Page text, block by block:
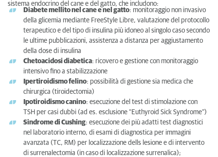
sistema endocrino del cane e del gatto, che includono:
Diabete mellito nel cane e nel gatto: monitoraggio non invasivo
della glicemia mediante FreeStyle Libre, valutazione del protocollo
terapeutico e del tipo di insulina più idoneo al singolo caso secondo
le ultime pubblicazioni, assistenza a distanza per aggiustamento
della dose di insulina
Chetoacidosi diabetica: ricovero e gestione con monitoraggio
intensivo fino a stabilizzazione
Ipertiroidismo felino: possibilità di gestione sia medica che
chirurgica (tiroidectomia)
Ipotiroidismo canino: esecuzione del test di stimolazione con
TSH per casi dubbi (ad es. esclusione “Euthyroid Sick Syndrome”)
Sindrome di Cushing: esecuzione dei più adatti test diagnostici
nel laboratorio interno, di esami di diagnostica per immagini
avanzata (TC, RM) per localizzazione dells lesione e di intervento
di surrenalectomia (in caso di localizzazione surrenalica);